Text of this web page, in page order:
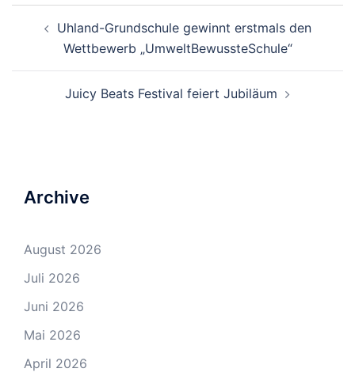
Navigation
Uhland-Grundschule gewinnt erstmals den
Wettbewerb „UmweltBewussteSchule“
Juicy Beats Festival feiert Jubiläum
Archive
August 2026
Juli 2026
Juni 2026
Mai 2026
April 2026